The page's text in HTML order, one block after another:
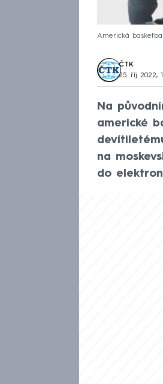
Americká
ČTK
25. říj 2022,
Na
americké
na
do